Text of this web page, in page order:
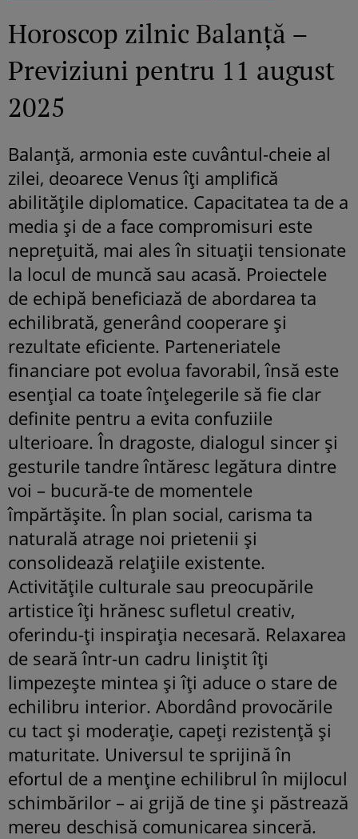
Horoscop zilnic Balanță –
Previziuni pentru 11 august
2025
Balanță, armonia este cuvântul-cheie al
zilei, deoarece Venus îți amplifică
abilitățile diplomatice. Capacitatea ta de a
media și de a face compromisuri este
neprețuită, mai ales în situații tensionate
la locul de muncă sau acasă. Proiectele
de echipă beneficiază de abordarea ta
echilibrată, generând cooperare și
rezultate eficiente. Parteneriatele
financiare pot evolua favorabil, însă este
esențial ca toate înțelegerile să fie clar
definite pentru a evita confuziile
ulterioare. În dragoste, dialogul sincer și
gesturile tandre întăresc legătura dintre
voi – bucură-te de momentele
împărtășite. În plan social, carisma ta
naturală atrage noi prietenii și
consolidează relațiile existente.
Activitățile culturale sau preocupările
artistice îți hrănesc sufletul creativ,
oferindu-ți inspirația necesară. Relaxarea
de seară într-un cadru liniștit îți
limpezește mintea și îți aduce o stare de
echilibru interior. Abordând provocările
cu tact și moderație, capeți rezistență și
maturitate. Universul te sprijină în
efortul de a menține echilibrul în mijlocul
schimbărilor – ai grijă de tine și păstrează
mereu deschisă comunicarea sinceră.